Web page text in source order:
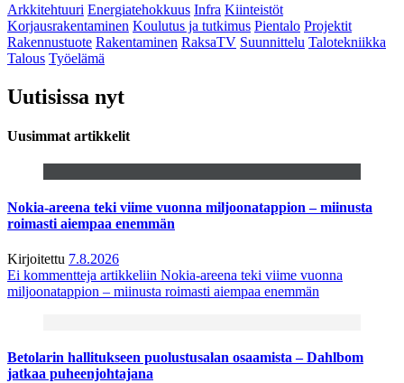
Arkkitehtuuri Energiatehokkuus Infra Kiinteistöt
Korjausrakentaminen Koulutus ja tutkimus Pientalo Projektit
Rakennustuote Rakentaminen RaksaTV Suunnittelu Talotekniikka
Talous Työelämä
Uutisissa nyt
Uusimmat artikkelit
Nokia-areena teki viime vuonna miljoonatappion – miinusta
roimasti aiempaa enemmän
Kirjoitettu 7.8.2026
Ei kommentteja artikkeliin Nokia-areena teki viime vuonna
miljoonatappion – miinusta roimasti aiempaa enemmän
Betolarin hallitukseen puolustusalan osaamista – Dahlbom
jatkaa puheenjohtajana